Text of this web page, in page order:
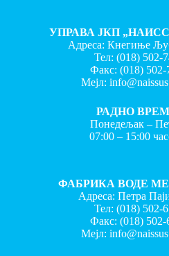
УПРАВА ЈКП
Адреса: Кнегиње
Тел: (018) 502-
Факс:(018) 502-
Мејл:
РАДНО
Понедељак –
07:00 – 15:00
ФАБРИКА ВОДЕ
Адреса: Петра
Тел: (018) 502-
Факс:(018) 502-
Мејл: